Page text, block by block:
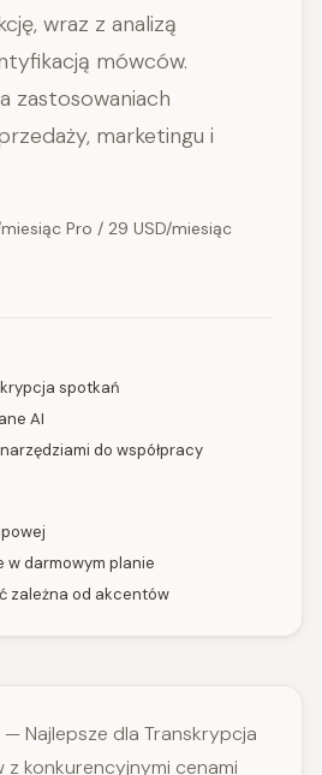
wraz z analizą
mówców.
zastosowaniach
marketingu i
Pro / 29 USD/miesiąc
spotkań
AI
do współpracy
darmowym planie
zależna od akcentów
— Najlepsze dla Transkrypcja
z konkurencyjnymi cenami